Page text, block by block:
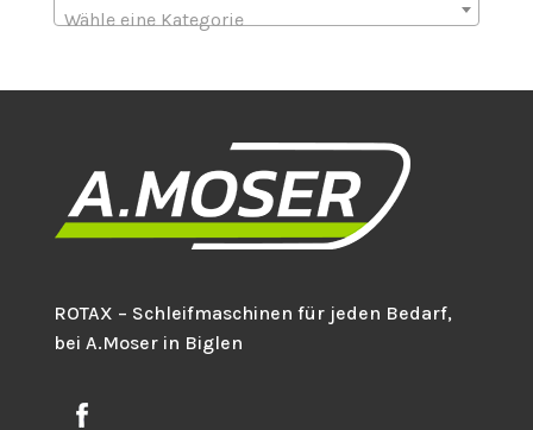
Wähle eine Kategorie
ROTAX – Schleifmaschinen für jeden Bedarf,
bei A.Moser in Biglen